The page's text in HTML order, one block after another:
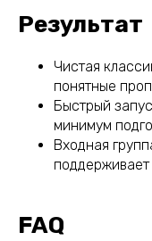
Результат
Чистая
понятные
Быстрый
минимум
Входная
FAQ